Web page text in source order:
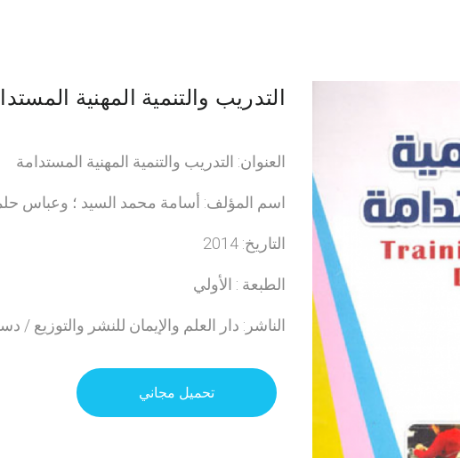
التدريب والتنمية المهنية
العنوان: التدريب والتنمية المهنية المستدامة
اسم المؤلف: أسامة محمد السيد ؛ وعباس
التاريخ: 2014
الطبعة : الأولي
الناشر: دار العلم والإيمان للنشر والتوزيع /
تحميل مجاني